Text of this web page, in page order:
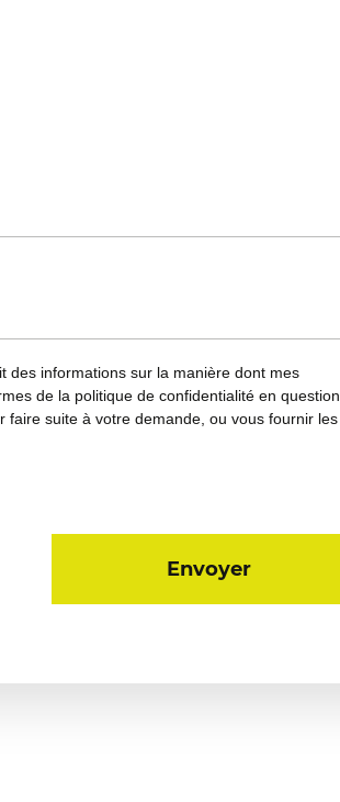
des informations sur la manière dont mes
de la politique de confidentialité en question,
faire suite à votre demande, ou vous fournir les